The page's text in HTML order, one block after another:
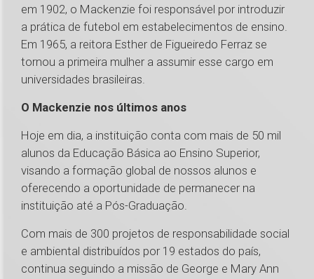
em 1902, o Mackenzie foi responsável por introduzir
a prática de futebol em estabelecimentos de ensino.
Em 1965, a reitora Esther de Figueiredo Ferraz se
tornou a primeira mulher a assumir esse cargo em
universidades brasileiras.
O Mackenzie nos últimos anos
Hoje em dia, a instituição conta com mais de 50 mil
alunos da Educação Básica ao Ensino Superior,
visando a formação global de nossos alunos e
oferecendo a oportunidade de permanecer na
instituição até a Pós-Graduação.
Com mais de 300 projetos de responsabilidade social
e ambiental distribuídos por 19 estados do país,
continua seguindo a missão de George e Mary Ann